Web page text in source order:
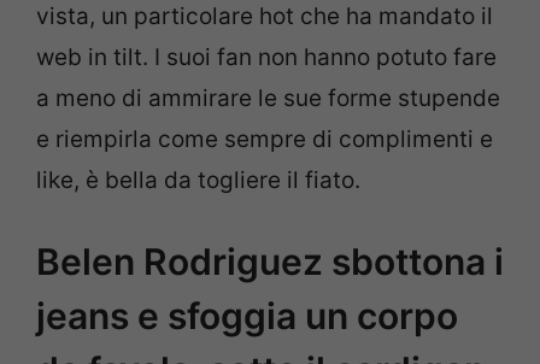
vista, un particolare hot che ha mandato il
web in tilt. I suoi fan non hanno potuto fare
a meno di ammirare le sue forme stupende
e riempirla come sempre di complimenti e
like, è bella da togliere il fiato.
Belen Rodriguez sbottona i
jeans e sfoggia un corpo